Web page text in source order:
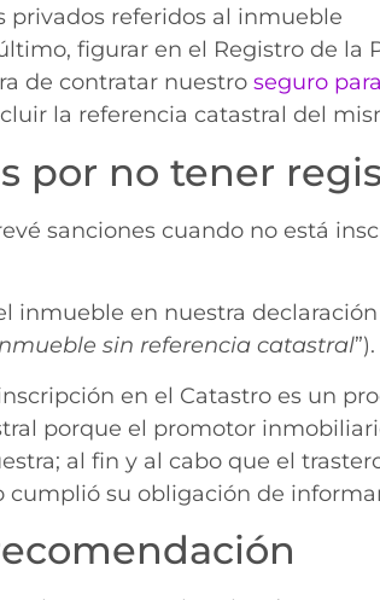
privados referidos al inmueble
figurar en el Registro de la
de contratar nuestro seguro
la referencia catastral del
por no tener
sanciones cuando no está
inmueble en nuestra
sin referencia catastral”).
en el Catastro es un
porque el promotor
al fin y al cabo que el
su obligación de